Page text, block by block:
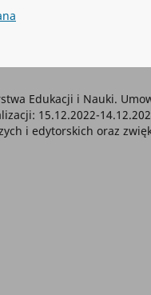
Edukacji i Nauki.
15.12.2022-
i edytorskich oraz